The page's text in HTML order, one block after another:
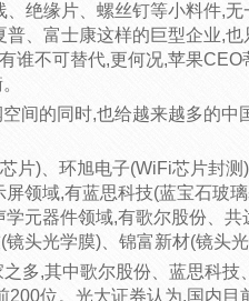
绝缘片、螺丝钉等小料件,
、富士康这样的巨型企业,
谁不可替代,更何况,苹果CEO
间的同时,也给越来越多的中
片)、环旭电子(WiFi芯片封测
领域,有蓝思科技(蓝宝石玻
元器件领域,有歌尔股份、共
头光学膜)、锦富新材(镜头光
多,其中歌尔股份、蓝思科技
位。光大证券认为,国内目